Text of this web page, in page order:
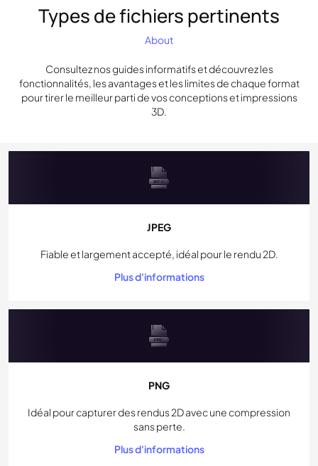
Types de fichiers pertinents
About
Consultez nos guides informatifs et découvrez les
fonctionnalités, les avantages et les limites de chaque format
pour tirer le meilleur parti de vos conceptions et impressions
3D.
JPEG
Fiable et largement accepté, idéal pour le rendu 2D.
Plus d'informations
PNG
Idéal pour capturer des rendus 2D avec une compression
sans perte.
Plus d'informations